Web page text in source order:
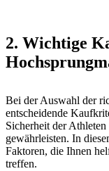
2. Wichtige
Bei der Auswahl der
entscheidende
Sicherheit der
gewährleisten. In
Faktoren, die Ihnen
treffen.